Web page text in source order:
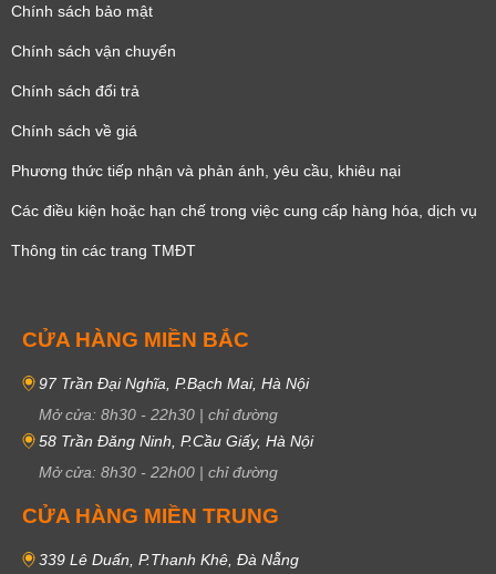
Chính sách bảo mật
Chính sách vận chuyển
Chính sách đổi trả
Chính sách về giá
Phương thức tiếp nhận và phản ánh, yêu cầu, khiêu nại
Các điều kiện hoặc hạn chế trong việc cung cấp hàng hóa, dịch vụ
Thông tin các trang TMĐT
CỬA HÀNG MIỀN BẮC
97 Trần Đại Nghĩa, P.Bạch Mai, Hà Nội
Mở cửa: 8h30 - 22h30 | chỉ đường
58 Trần Đăng Ninh, P.Cầu Giấy, Hà Nội
Mở cửa: 8h30 - 22h00 | chỉ đường
CỬA HÀNG MIỀN TRUNG
339 Lê Duẩn, P.Thanh Khê, Đà Nẵng